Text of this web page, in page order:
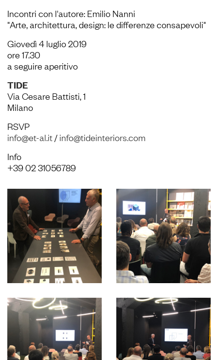
Incontri con l'autore: Emilio Nanni
"Arte, architettura, design: le differenze consapevoli"
Giovedì 4 luglio 2019
ore 17.30
a seguire aperitivo
TIDE
Via Cesare Battisti, 1
Milano
RSVP
info@et-al.it/ info@tideinteriors.com
Info
+39 02 31056789